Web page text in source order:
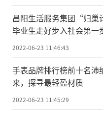
昌阳生活服务集团“归
毕业生走好步入社会第一
2022-06-23 11:46:43
手表品牌排行榜前十名沛
来，探寻最轻盈材质
2022-06-23 11:45:29